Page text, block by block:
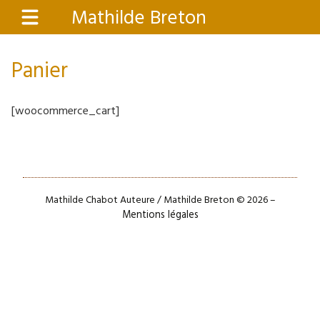
principal
Mathilde Breton
Menu
Panier
[woocommerce_cart]
Mathilde Chabot Auteure / Mathilde Breton © 2026 –
Mentions légales